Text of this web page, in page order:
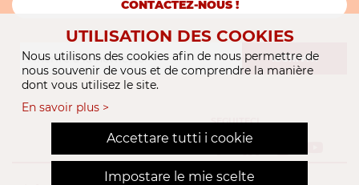
UTILISATION DES COOKIES
Nous utilisons des cookies afin de nous permettre de
nous souvenir de vous et de comprendre la manière
dont vous utilisez le site.
En savoir plus >
Accettare tutti i cookie
Impostare le mie scelte
CONTACTEZ-NOUS !
ISCRIVITI
SEGUITECI